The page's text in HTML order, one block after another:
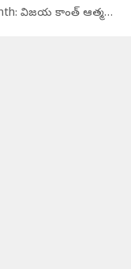
చేకూరాలి.. ప్రధాని మోదీ, చిరంజీవితో సహా సినీ, రాజకీయ ప్రముఖుల నివాళి